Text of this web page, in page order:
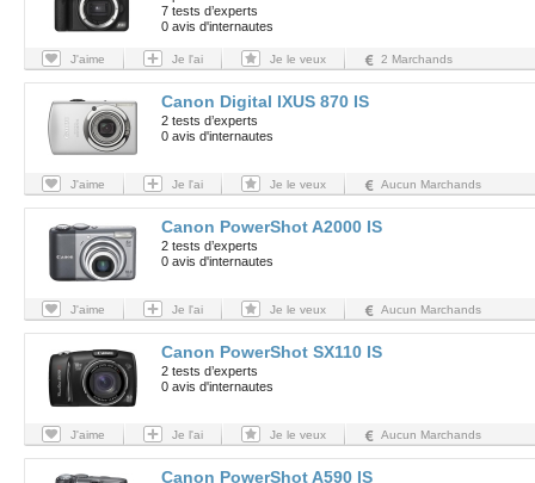
7 tests d’experts
0 avis d'internautes
J'aime Je l'ai Je le veux 2 Marchands
Canon Digital IXUS 870 IS
2 tests d’experts
0 avis d'internautes
J'aime Je l'ai Je le veux Aucun Marchands
Canon PowerShot A2000 IS
2 tests d’experts
0 avis d'internautes
J'aime Je l'ai Je le veux Aucun Marchands
Canon PowerShot SX110 IS
2 tests d’experts
0 avis d'internautes
J'aime Je l'ai Je le veux Aucun Marchands
Canon PowerShot A590 IS